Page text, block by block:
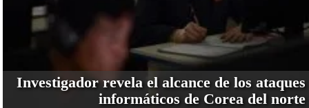
Investigador revela el alcance de los ataques
informáticos de Corea del norte